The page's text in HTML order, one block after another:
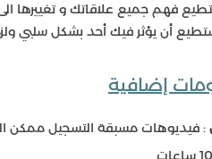
فهم جميع علاقاتك و تغييرها
أن يؤثر فيك أحد بشكل سلبي
إضافية
: فيديوهات مسبقة التسجيل ممكن
10 ساعات